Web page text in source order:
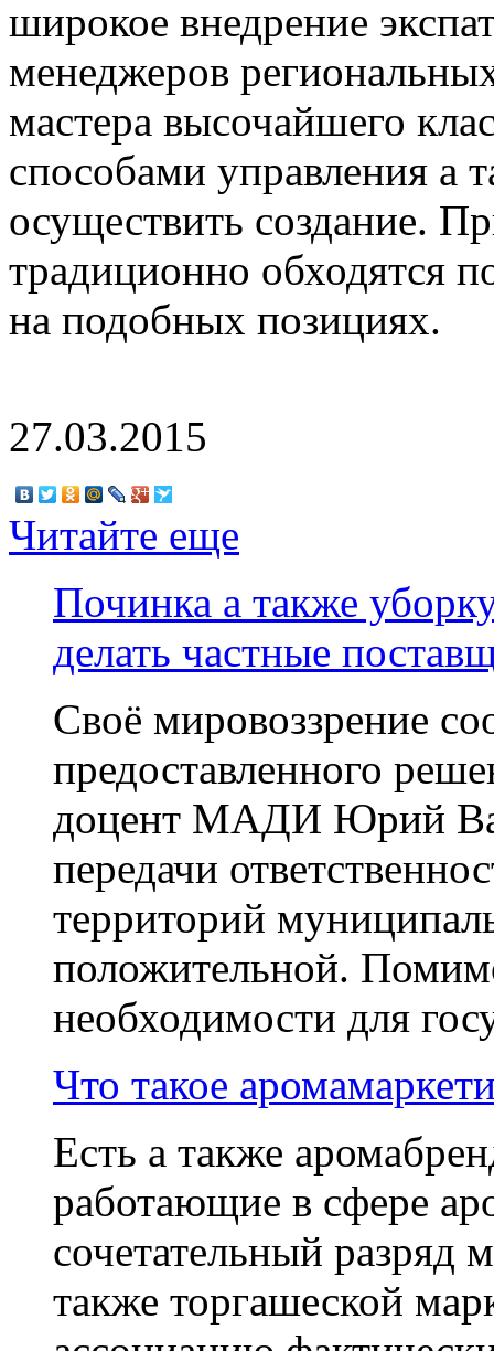
широкое внедрение
менеджеров
мастера высочайшего
способами управления а
осуществить создание.
традиционно обходятся
на подобных позициях.
27.03.2015
Читайте еще
Починка а также
делать частные
Своё мировоззрение
предоставленного
доцент МАДИ Юрий
передачи
территорий
положительной.
необходимости для
Что такое
Есть а также
работающие в сфере
сочетательный разряд
также торгашеской